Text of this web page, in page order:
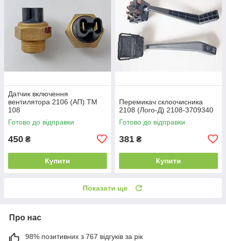
Датчик включення
вентилятора 2106 (АП) ТМ
108
Готово до відправки
450 ₴
Купити
Перемикач склоочисника
2108 (Лoго-Д) 2108-3709340
Готово до відправки
381 ₴
Купити
Показати ще
Про нас
98% позитивних з 767 відгуків за рік